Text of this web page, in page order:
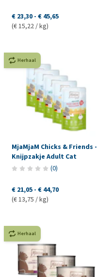
€ 23,30 - € 45,65
(€ 15,22 / kg)
Herhaal
MjaMjaM Chicks & Friends -
Knijpzakje Adult Cat
(0)
€ 21,05 - € 44,70
(€ 13,75 / kg)
Herhaal